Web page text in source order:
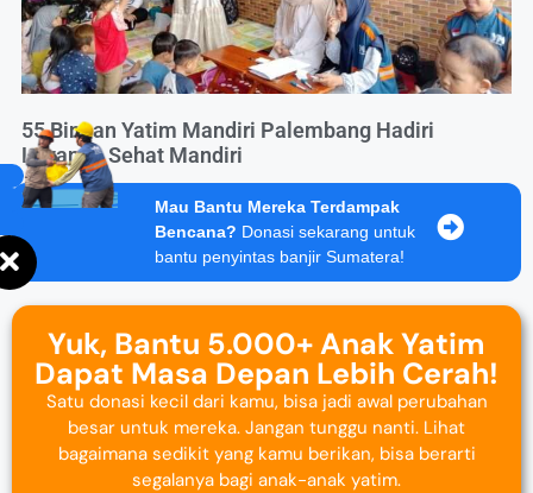
55 Binaan Yatim Mandiri Palembang Hadiri
Layanan Sehat Mandiri
Mau Bantu Mereka Terdampak
Bencana? Donasi sekarang untuk
bantu penyintas banjir Sumatera!
Yuk, Bantu 5.000+ Anak Yatim
Dapat Masa Depan Lebih Cerah!
Satu donasi kecil dari kamu, bisa jadi awal perubahan
besar untuk mereka. Jangan tunggu nanti. Lihat
bagaimana sedikit yang kamu berikan, bisa berarti
segalanya bagi anak-anak yatim.